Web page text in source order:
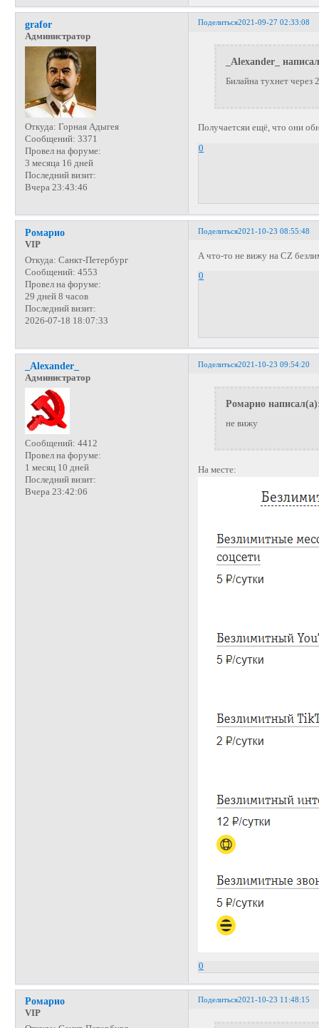
Поделиться2021-09-27 02:33:08
grafor
Администратор
Откуда: Горная Адыгея
Сообщений: 3371
Провел на форуме:
3 месяца 16 дней
Последний визит:
Вчера 23:43:46
_Alexander_
Билайна тухнет через
Получаетсяи ещё, что они
0
Поделиться2021-10-23 08:55:48
Ромарио
VIP
Откуда: Санкт-Петербург
Сообщений: 4553
Провел на форуме:
29 дней 8 часов
Последний визит:
2026-07-18 18:07:33
А что-то не вижу на CZ
0
Поделиться2021-10-23 09:54:20
_Alexander_
Администратор
Сообщений: 4412
Провел на форуме:
1 месяц 10 дней
Последний визит:
Вчера 23:42:06
Ромарио
не вижу
На месте:
0
Поделиться2021-10-23 11:48:15
Ромарио
VIP